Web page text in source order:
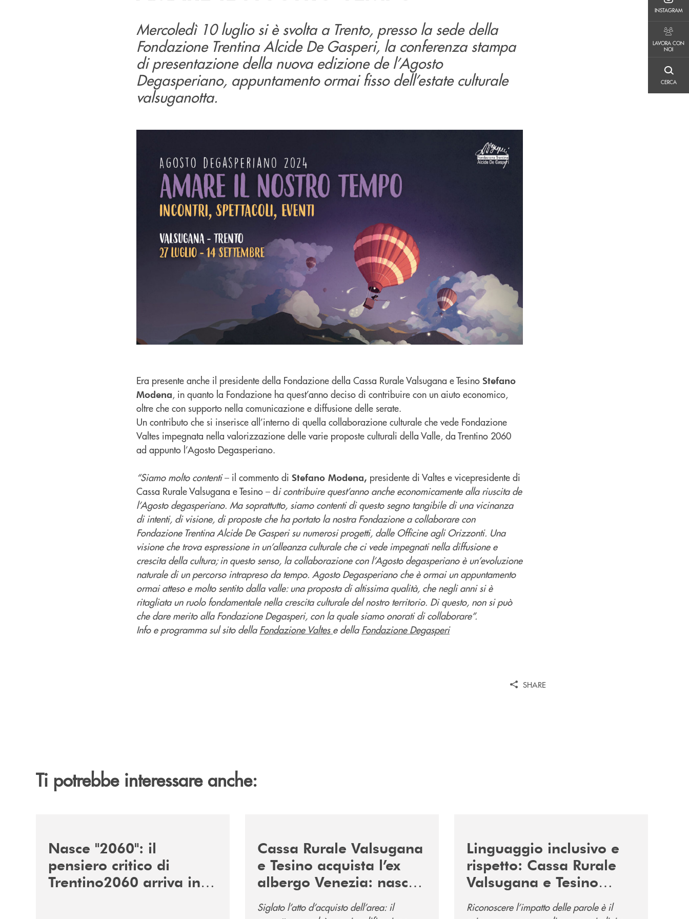
INSTAGRAM
LAVORA CON
NOI
CERCA
Mercoledì 10 luglio si è svolta a Trento, presso la sede della
Fondazione Trentina Alcide De Gasperi, la conferenza stampa
di presentazione della nuova edizione de l’Agosto
Degasperiano, appuntamento ormai fisso dell’estate culturale
valsuganotta.
Era presente anche il presidente della Fondazione della Cassa Rurale Valsugana e Tesino Stefano
Modena, in quanto la Fondazione ha quest’anno deciso di contribuire con un aiuto economico,
oltre che con supporto nella comunicazione e diffusione delle serate.
Un contributo che si inserisce all’interno di quella collaborazione culturale che vede Fondazione
Valtes impegnata nella valorizzazione delle varie proposte culturali della Valle, da Trentino 2060
ad appunto l’Agosto Degasperiano.
“Siamo molto contenti– il commento di Stefano Modena, presidente di Valtes e vicepresidente di
Cassa Rurale Valsugana e Tesino – di contribuire quest’anno anche economicamente alla riuscita de
l’Agosto degasperiano. Ma soprattutto, siamo contenti di questo segno tangibile di una vicinanza
di intenti, di visione, di proposte che ha portato la nostra Fondazione a collaborare con
Fondazione Trentina Alcide De Gasperi su numerosi progetti, dalle Officine agli Orizzonti. Una
visione che trova espressione in un’alleanza culturale che ci vede impegnati nella diffusione e
crescita della cultura; in questo senso, la collaborazione con l’Agosto degasperiano è un’evoluzione
naturale di un percorso intrapreso da tempo. Agosto Degasperiano che è ormai un appuntamento
ormai atteso e molto sentito dalla valle: una proposta di altissima qualità, che negli anni si è
ritagliata un ruolo fondamentale nella crescita culturale del nostro territorio. Di questo, non si può
che dare merito alla Fondazione Degasperi, con la quale siamo onorati di collaborare”.
Info e programma sul sito della Fondazione Valtes e della Fondazione Degasperi
SHARE
Ti potrebbe interessare anche:
Nasce "2060": il
pensiero critico di
Trentino2060 arriva in
Cassa Rurale Valsugana
e Tesino acquista l’ex
albergo Venezia: nasce
il nuovo polo
direzionale della banca
Siglato l’atto d’acquisto dell’area: il
Linguaggio inclusivo e
rispetto: Cassa Rurale
Valsugana e Tesino
promuove la campagna
“Tolleranza Zero”
Riconoscere l’impatto delle parole è il